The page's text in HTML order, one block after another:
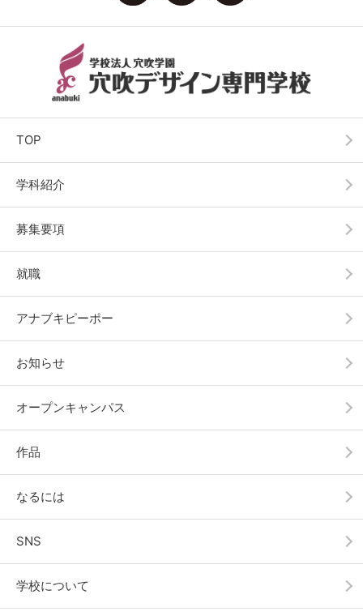
TOP
学科紹介
募集要項
就職
アナブキピーポー
お知らせ
オープンキャンパス
作品
なるには
SNS
学校について